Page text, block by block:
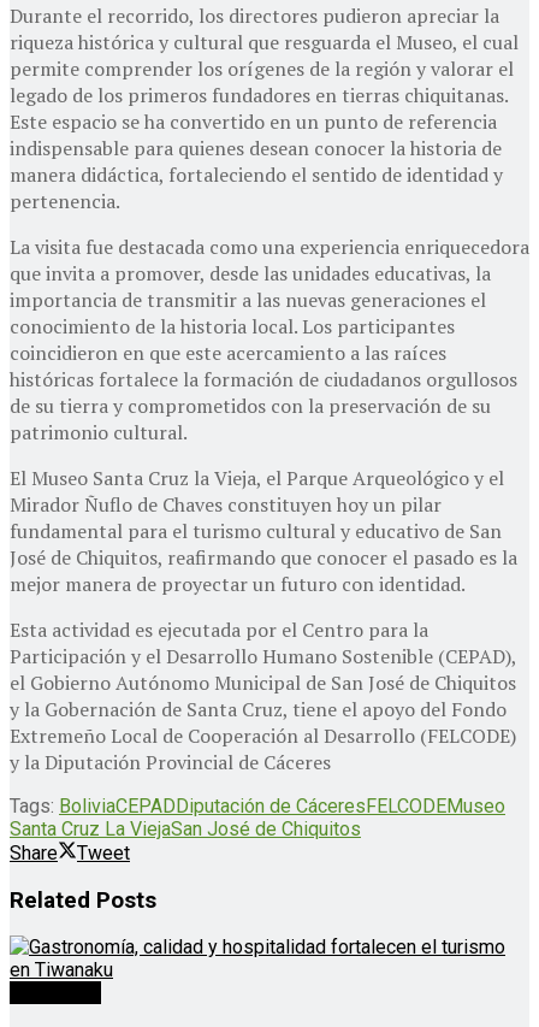
Durante el recorrido, los directores pudieron apreciar la
riqueza histórica y cultural que resguarda el Museo, el cual
permite comprender los orígenes de la región y valorar el
legado de los primeros fundadores en tierras chiquitanas.
Este espacio se ha convertido en un punto de referencia
indispensable para quienes desean conocer la historia de
manera didáctica, fortaleciendo el sentido de identidad y
pertenencia.
La visita fue destacada como una experiencia enriquecedora
que invita a promover, desde las unidades educativas, la
importancia de transmitir a las nuevas generaciones el
conocimiento de la historia local. Los participantes
coincidieron en que este acercamiento a las raíces
históricas fortalece la formación de ciudadanos orgullosos
de su tierra y comprometidos con la preservación de su
patrimonio cultural.
El Museo Santa Cruz la Vieja, el Parque Arqueológico y el
Mirador Ñuflo de Chaves constituyen hoy un pilar
fundamental para el turismo cultural y educativo de San
José de Chiquitos, reafirmando que conocer el pasado es la
mejor manera de proyectar un futuro con identidad.
Esta actividad es ejecutada por el Centro para la
Participación y el Desarrollo Humano Sostenible (CEPAD),
el Gobierno Autónomo Municipal de San José de Chiquitos
y la Gobernación de Santa Cruz, tiene el apoyo del Fondo
Extremeño Local de Cooperación al Desarrollo (FELCODE)
y la Diputación Provincial de Cáceres
Tags: BoliviaCEPADDiputación de CáceresFELCODEMuseo
Santa Cruz La ViejaSan José de Chiquitos
Share
Tweet
Related Posts